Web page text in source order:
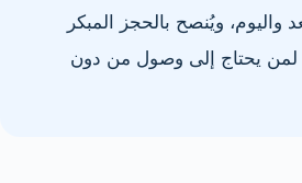
ويُنصح بالحجز المبكر
واختيار مقاعد Stalls لمن يحتاج إلى وصول من دون